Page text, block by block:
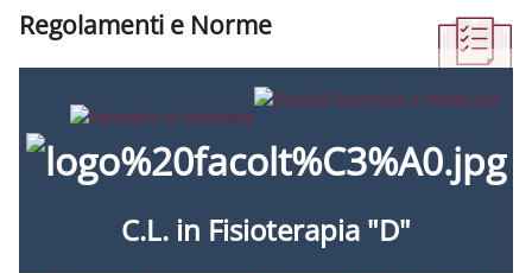
Regolamenti e Norme
C.L. in Fisioterapia "D"